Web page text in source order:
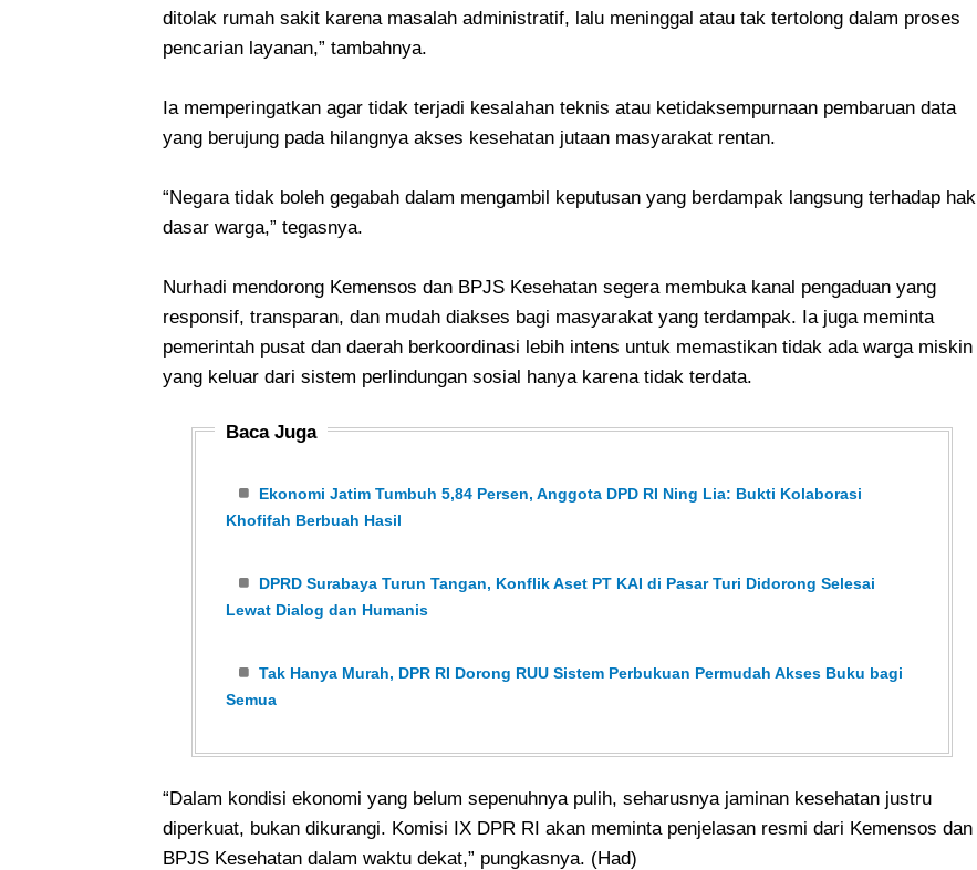
ditolak rumah sakit karena masalah administratif, lalu meninggal atau tak tertolong dalam proses
pencarian layanan,” tambahnya.
Ia memperingatkan agar tidak terjadi kesalahan teknis atau ketidaksempurnaan pembaruan data
yang berujung pada hilangnya akses kesehatan jutaan masyarakat rentan.
“Negara tidak boleh gegabah dalam mengambil keputusan yang berdampak langsung terhadap hak
dasar warga,” tegasnya.
Nurhadi mendorong Kemensos dan BPJS Kesehatan segera membuka kanal pengaduan yang
responsif, transparan, dan mudah diakses bagi masyarakat yang terdampak. Ia juga meminta
pemerintah pusat dan daerah berkoordinasi lebih intens untuk memastikan tidak ada warga miskin
yang keluar dari sistem perlindungan sosial hanya karena tidak terdata.
Baca Juga
Ekonomi Jatim Tumbuh 5,84 Persen, Anggota DPD RI Ning Lia: Bukti Kolaborasi
Khofifah Berbuah Hasil
DPRD Surabaya Turun Tangan, Konflik Aset PT KAI di Pasar Turi Didorong Selesai
Lewat Dialog dan Humanis
Tak Hanya Murah, DPR RI Dorong RUU Sistem Perbukuan Permudah Akses Buku bagi
Semua
“Dalam kondisi ekonomi yang belum sepenuhnya pulih, seharusnya jaminan kesehatan justru
diperkuat, bukan dikurangi. Komisi IX DPR RI akan meminta penjelasan resmi dari Kemensos dan
BPJS Kesehatan dalam waktu dekat,” pungkasnya. (Had)